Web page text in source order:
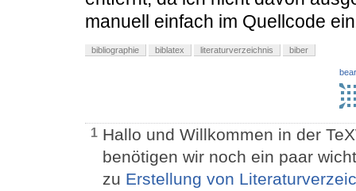
manuell einfach im Quellcode
bibliographie biblatex literaturverzeichnis biber
1 Hallo und Willkommen in der
benötigen wir noch ein paar
zu Erstellung von